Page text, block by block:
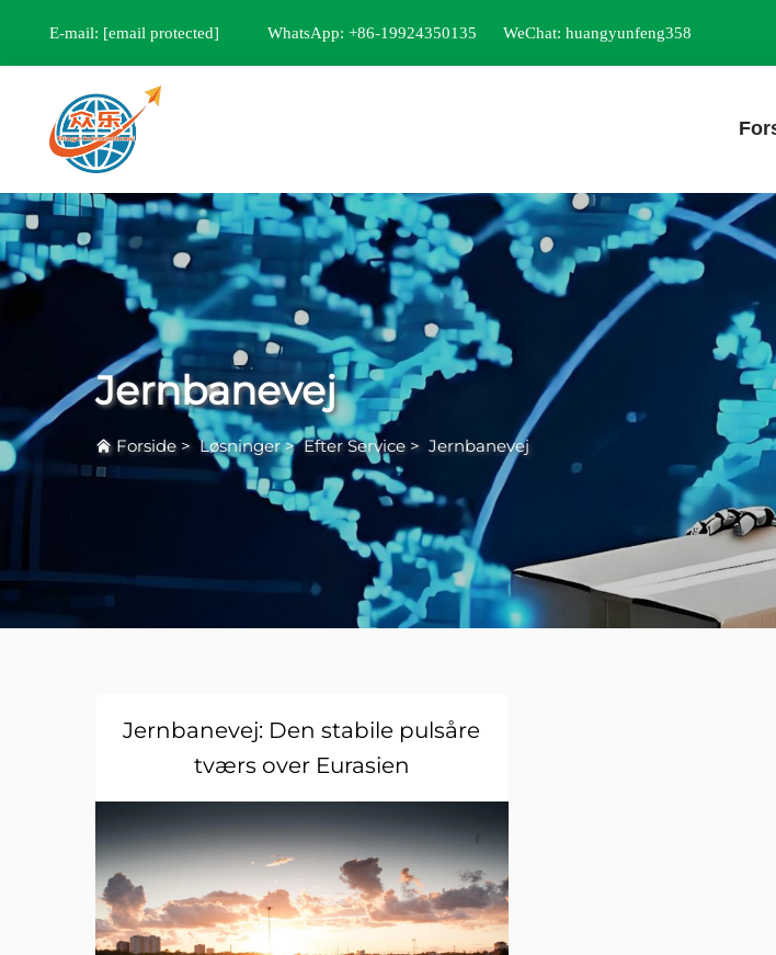
E-mail: [email protected] WhatsApp: +86-19924350135 WeChat: huangyunfeng358
Jernbanevej
Forside >Løsninger>Efter Service > Jernbanevej
Jernbanevej: Den stabile pulsåre
tværs over Eurasien